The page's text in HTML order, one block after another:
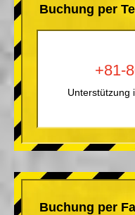
Buchung per
+81-
Unterstützung
Buchung per